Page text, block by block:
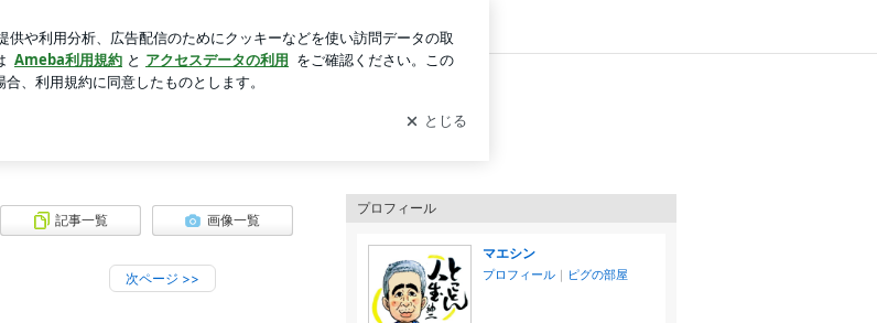
ログイン
記事一覧 画像一覧
次ページ >>
プロフィール
マエシン
プロフィール ｜ ピグの部屋